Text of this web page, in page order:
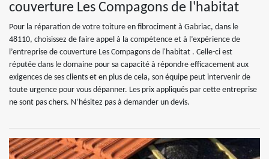
couverture Les Compagons de l'habitat
Pour la réparation de votre toiture en fibrociment à Gabriac, dans le
48110, choisissez de faire appel à la compétence et à l’expérience de
l’entreprise de couverture Les Compagons de l'habitat . Celle-ci est
réputée dans le domaine pour sa capacité à répondre efficacement aux
exigences de ses clients et en plus de cela, son équipe peut intervenir de
toute urgence pour vous dépanner. Les prix appliqués par cette entreprise
ne sont pas chers. N’hésitez pas à demander un devis.